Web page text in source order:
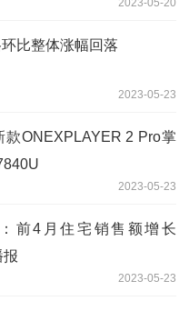
比整体涨幅回落
2023-05-23
款ONEXPLAYER 2 Pro掌
2023-05-23
前4月住宅销售额增长
报
2023-05-23